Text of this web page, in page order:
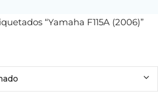
“Yamaha F115A (2006)”